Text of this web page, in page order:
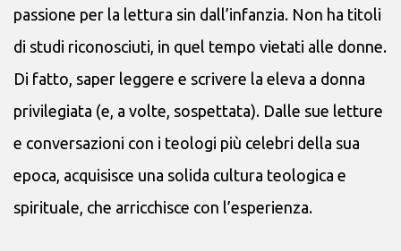
passione per la lettura sin dall’infanzia. Non ha titoli
di studi riconosciuti, in quel tempo vietati alle donne.
Di fatto, saper leggere e scrivere la eleva a donna
privilegiata (e, a volte, sospettata). Dalle sue letture
e conversazioni con i teologi più celebri della sua
epoca, acquisisce una solida cultura teologica e
spirituale, che arricchisce con l’esperienza.